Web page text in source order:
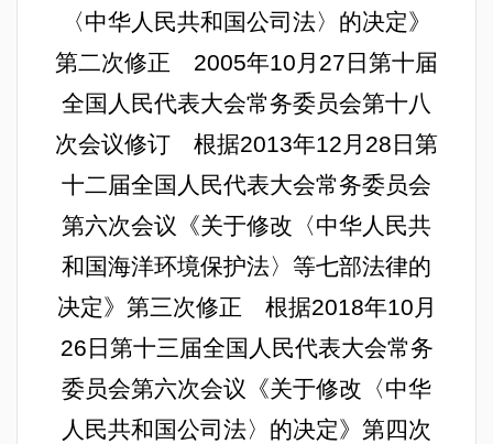
〈中华人民共和国公司法〉的决定》
第二次修正 2005年10月27日第十届
全国人民代表大会常务委员会第十八
次会议修订 根据2013年12月28日第
十二届全国人民代表大会常务委员会
第六次会议《关于修改〈中华人民共
和国海洋环境保护法〉等七部法律的
决定》第三次修正 根据2018年10月
26日第十三届全国人民代表大会常务
委员会第六次会议《关于修改〈中华
人民共和国公司法〉的决定》第四次